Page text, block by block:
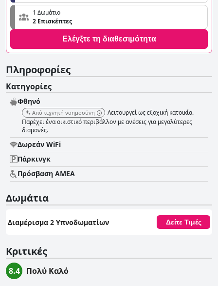
1 Δωμάτιο
2 Επισκέπτες
Ελέγξτε τη διαθεσιμότητα
Πληροφορίες
Κατηγορίες
Φθηνό
Από τεχνητή νοημοσύνη
Λειτουργεί ως εξοχική κατοικία.
Παρέχει ένα οικιστικό περιβάλλον με ανέσεις για μεγαλύτερες
διαμονές.
Δωρεάν WiFi
Πάρκινγκ
Πρόσβαση ΑΜΕΑ
Δωμάτια
Διαμέρισμα 2 Υπνοδωματίων Δείτε Τιμές
Κριτικές
8.4 Πολύ Καλό